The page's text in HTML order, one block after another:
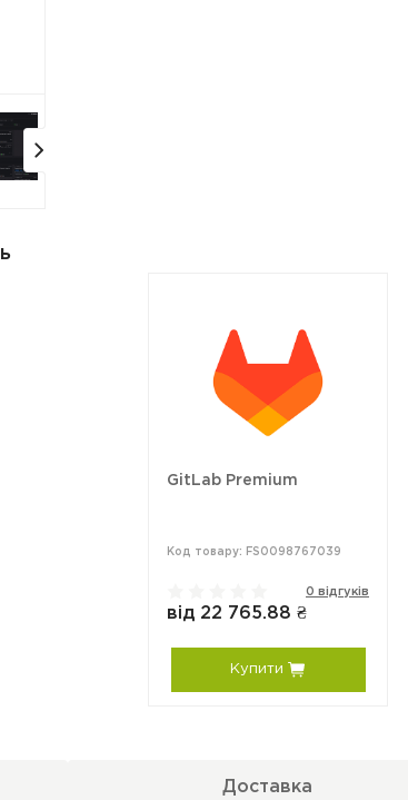
GitLab Premium
Код товару: FS0098767039
0 відгуків
від 22 765.88 ₴
Купити
Доставка